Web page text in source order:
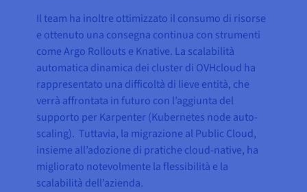
Il team ha inoltre ottimizzato il consumo di risorse
e ottenuto una consegna continua con strumenti
come Argo Rollouts e Knative. La scalabilità
automatica dinamica dei cluster di OVHcloud ha
rappresentato una difficoltà di lieve entità, che
verrà affrontata in futuro con l’aggiunta del
supporto per Karpenter (Kubernetes node auto-
scaling). Tuttavia, la migrazione al Public Cloud,
insieme all’adozione di pratiche cloud-native, ha
migliorato notevolmente la flessibilità e la
scalabilità dell’azienda.